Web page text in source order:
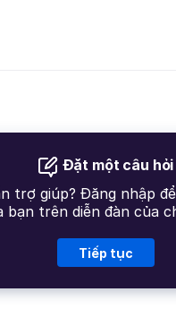
Đặt một câu hỏi
trợ giúp? Đăng nhập
bạn trên diễn đàn của
Tiếp tục